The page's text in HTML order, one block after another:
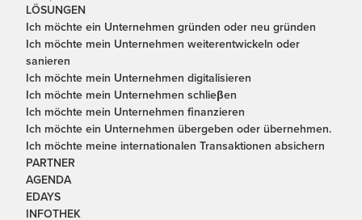
LÖSUNGEN
Ich möchte ein Unternehmen gründen oder neu gründen
Ich möchte mein Unternehmen weiterentwickeln oder
sanieren
Ich möchte mein Unternehmen digitalisieren
Ich möchte mein Unternehmen schlieβen
Ich möchte mein Unternehmen finanzieren
Ich möchte ein Unternehmen übergeben oder übernehmen.
Ich möchte meine internationalen Transaktionen absichern
PARTNER
AGENDA
EDAYS
INFOTHEK